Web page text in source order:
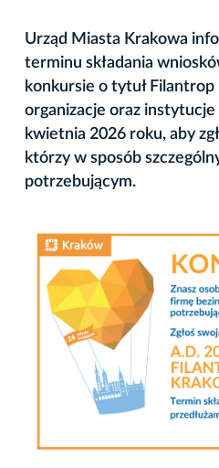
Urząd Miasta Krakowa
terminu składania
konkursie o tytuł
organizacje oraz instytucje
kwietnia 2026 roku, aby
którzy w sposób
potrzebującym.